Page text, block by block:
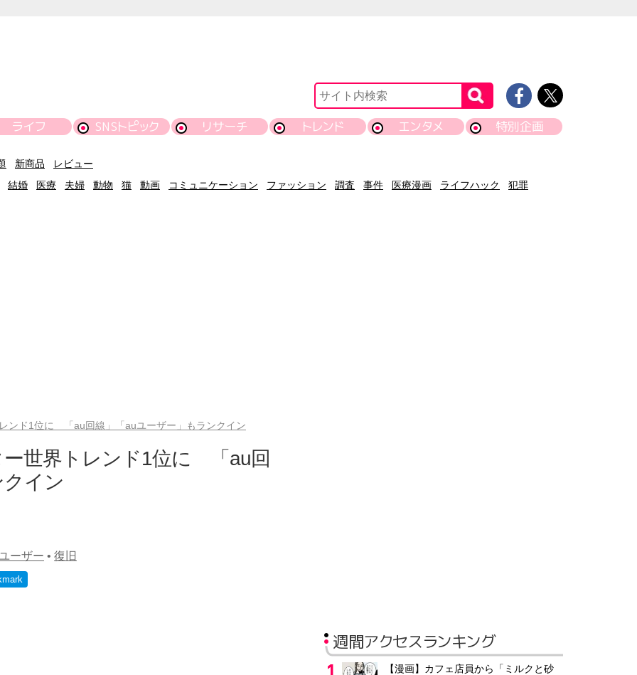
ライフ SNSトピック リサーチ トレンド エンタメ 特別企画
新商品
レビュー
結婚 医療 夫婦 動物 猫 動画 コミュニケーション ファッション 調査 事件 医療漫画 ライフハック
犯罪
ンド1位に 「au回線」「auユーザー」もランクイン
ー世界トレンド1位に 「au回
イン
ユーザー • 復旧
週間アクセスランキング
【漫画】カフェ店員から「ミルクと砂